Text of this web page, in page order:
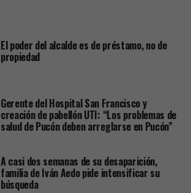
El poder del alcalde es de préstamo, no de
propiedad
Gerente del Hospital San Francisco y
creación de pabellón UTI: “Los problemas de
salud de Pucón deben arreglarse en Pucón”
A casi dos semanas de su desaparición,
familia de Iván Aedo pide intensificar su
búsqueda